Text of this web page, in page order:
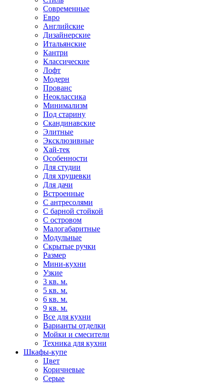
Современные
Евро
Английские
Дизайнерские
Итальянские
Кантри
Классические
Лофт
Модерн
Прованс
Неоклассика
Минимализм
Под старину
Скандинавские
Элитные
Эксклюзивные
Хай-тек
Особенности
Для студии
Для хрущевки
Для дачи
Встроенные
С антресолями
С барной стойкой
С островом
Малогабаритные
Модульные
Скрытые ручки
Размер
Мини-кухни
Узкие
3 кв. м.
5 кв. м.
6 кв. м.
9 кв. м.
Все для кухни
Варианты отделки
Мойки и смесители
Техника для кухни
Шкафы-купе
Цвет
Коричневые
Серые